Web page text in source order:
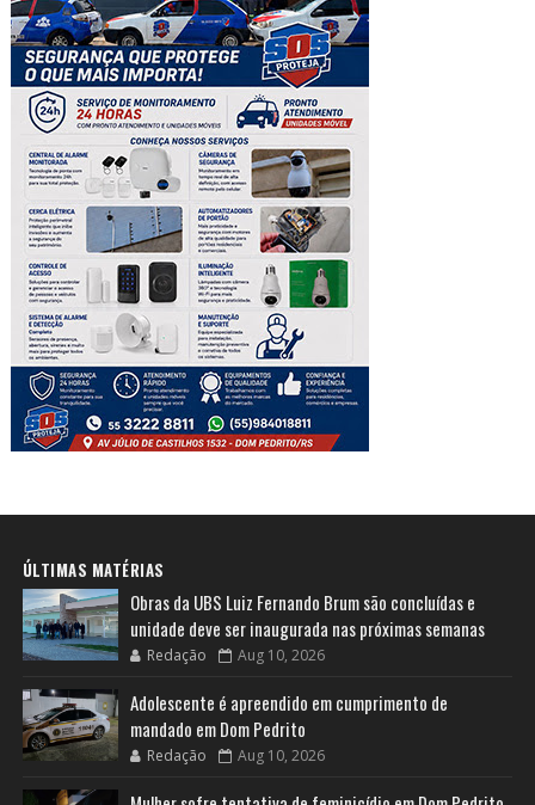
ÚLTIMAS MATÉRIAS
Obras da UBS Luiz Fernando Brum são concluídas e
unidade deve ser inaugurada nas próximas semanas
Redação Aug 10, 2026
Adolescente é apreendido em cumprimento de
mandado em Dom Pedrito
Redação Aug 10, 2026